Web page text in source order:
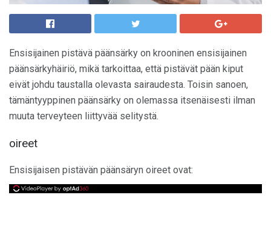
Ensisijainen pistävä päänsärky on krooninen ensisijainen
päänsärkyhäiriö, mikä tarkoittaa, että pistävät pään kiput
eivät johdu taustalla olevasta sairaudesta. Toisin sanoen,
tämäntyyppinen päänsärky on olemassa itsenäisesti ilman
muuta terveyteen liittyvää selitystä.
oireet
Ensisijaisen pistävän päänsäryn oireet ovat: